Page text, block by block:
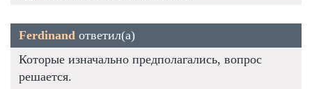
Ferdinand ответил(а)
Которые изначально предполагались, вопрос
решается.